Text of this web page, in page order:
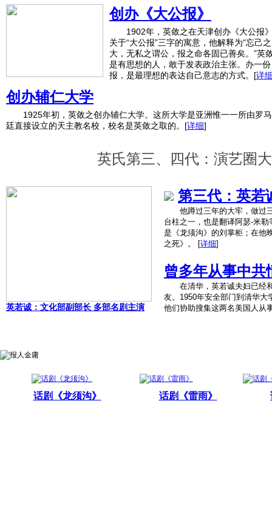
创办《大公报》
1902年，英敛之在天津创办《大公报
关于“大公报”三字的寓意，他解释为“忘己
大，无私之谓公，报之命各固已善矣。”英
是有思想的人，敢于发表政治主张。办一
报，是最理想的表达自己意志的方式。 [详
创办辅仁大学
1925年初，英敛之创办辅仁大学。这所大学是亚洲惟一一所由罗
廷直接设立的天主教名校，校名是英敛之取的。 [详细]
英氏第三、四代：演艺圈
英若诚：文化部副部长 多部名剧主演
第三代：英若
他蹲过三年的大牢，做过三
台柱之一，也是翻译阿瑟-米
是《龙须沟》的刘掌柜；在他
之死》。
[详细]
曾多年从事中共
在清华，英若诚夫妇已经和
友。1950年安全部门到清华大
他们协助搜集这两名美国人从
话剧《龙须沟》 话剧《雷雨》